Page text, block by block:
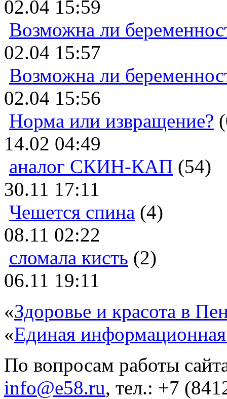
02.04 15:59
Возможна ли
02.04 15:57
Возможна ли
02.04 15:56
Норма или извращение?
14.02 04:49
аналог СКИН-КАП (54)
30.11 17:11
Чешется спина (4)
08.11 02:22
сломала кисть (2)
06.11 19:11
«Здоровье и красота в
«Единая
По вопросам работы
info@e58.ru, тел.: +7